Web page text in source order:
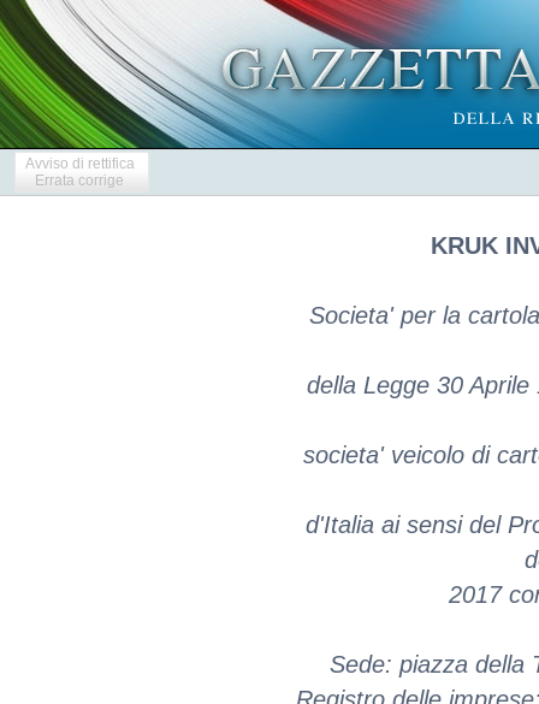
Avviso di rettifica
Errata corrige
KRUK
Societa' per la
della Legge 30
societa' veicolo di
d'Italia ai sensi del
2017
Sede: piazza della